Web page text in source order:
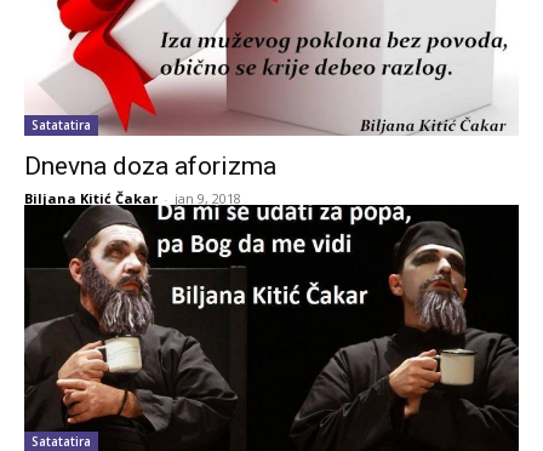
Satatatira
Dnevna doza aforizma
Biljana Kitić Čakar - jan 9, 2018
Satatatira